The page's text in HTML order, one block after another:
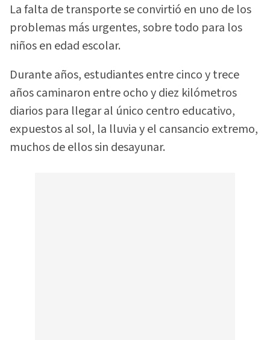
La falta de transporte se convirtió en uno de los
problemas más urgentes, sobre todo para los
niños en edad escolar.
Durante años, estudiantes entre cinco y trece
años caminaron entre ocho y diez kilómetros
diarios para llegar al único centro educativo,
expuestos al sol, la lluvia y el cansancio extremo,
muchos de ellos sin desayunar.